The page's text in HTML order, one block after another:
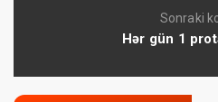
Sonraki
Hər gün 1